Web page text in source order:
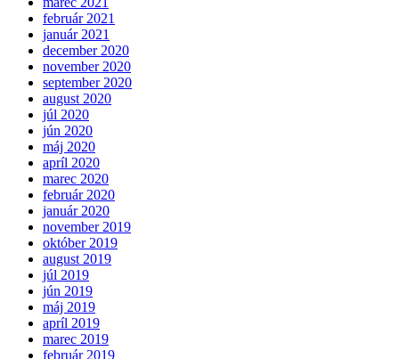
február 2021
január 2021
december 2020
november 2020
september 2020
august 2020
júl 2020
jún 2020
máj 2020
apríl 2020
marec 2020
február 2020
január 2020
november 2019
október 2019
august 2019
júl 2019
jún 2019
máj 2019
apríl 2019
marec 2019
február 2019